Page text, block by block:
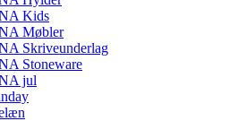
Kids
Møbler
Skriveunderlag
Stoneware
jul